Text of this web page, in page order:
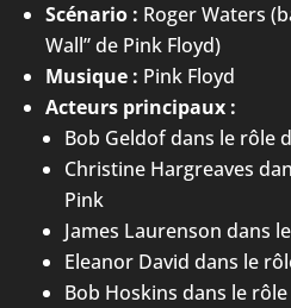
Scénario : Roger Waters
Wall” de Pink Floyd)
Musique : Pink Floyd
Acteurs principaux :
Bob Geldof dans le rôle
Christine Hargreaves
Pink
James Laurenson dans
Eleanor David dans le
Bob Hoskins dans le